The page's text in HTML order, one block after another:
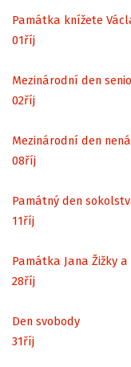
Památka knížete
01říj
Mezinárodní den
02říj
Mezinárodní den
08říj
Památný den
11říj
Památka Jana Žižky
28říj
Den svobody
31říj